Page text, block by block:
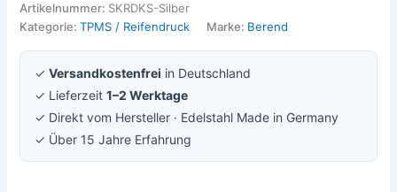
Artikelnummer: SKRDKS-Silber
Kategorie:TPMS / Reifendruck Marke: Berend
✓Versandkostenfrei in Deutschland
✓ Lieferzeit1–2 Werktage
✓ Direkt vom Hersteller · Edelstahl Made in Germany
✓ Über 15 Jahre Erfahrung